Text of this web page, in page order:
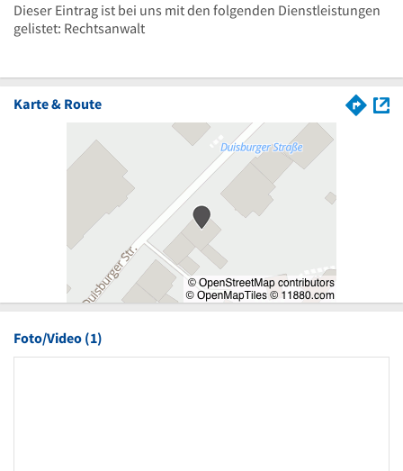
Dieser Eintrag ist bei uns mit den folgenden Dienstleistungen
gelistet: Rechtsanwalt
Karte & Route
Foto/Video (1)